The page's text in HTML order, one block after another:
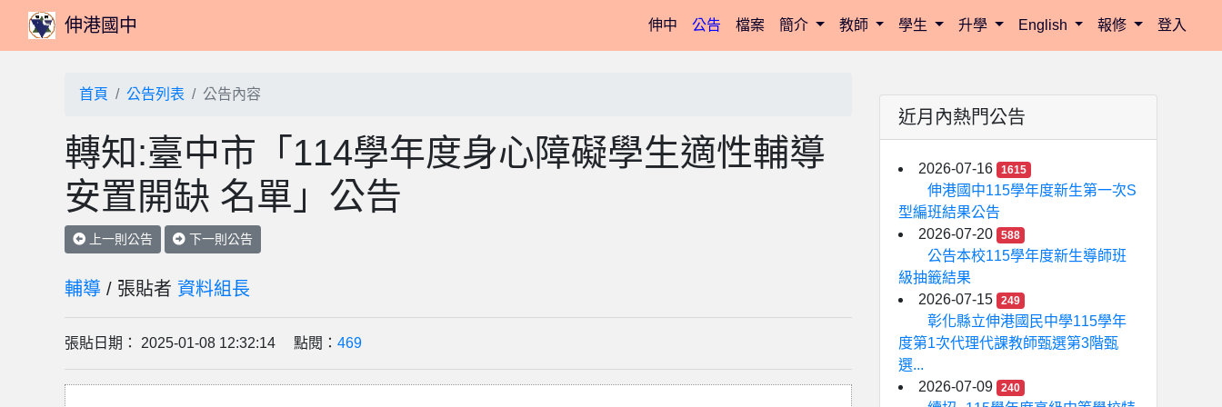
伸港國中 伸中(current)
公告 檔案 簡介 教師 學生 升學 English 報修 登入
首頁 公告列表 公告內容
轉知:臺中市「114學年度身心障礙學生適性輔導
安置開缺 名單」公告
上一則公告 下一則公告
輔導 / 張貼者 資料組長
張貼日期： 2025-01-08 12:32:14 點閱： 469
近月內熱門公告
2026-07-16 1615
伸港國中115學年度新生第一次S
型編班結果公告
2026-07-20
588
公告本校115學年度新生導師班
級抽籤結果
2026-07-15
249
彰化縣立伸港國民中學115學年
度第1次代理代課教師甄選第3階甄
選...
2026-07-09
240